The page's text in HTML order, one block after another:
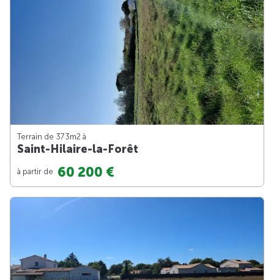
Terrain de 373m2 à
Saint-Hilaire-la-Forêt
à partir de 60 200 €